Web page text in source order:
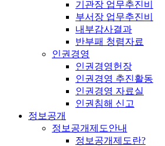
기관장 업무추진비
부서장 업무추진비
내부감사결과
반부패 청렴자료
인권경영
인권경영헌장
인권경영 추진활동
인권경영 자료실
인권침해 신고
정보공개
정보공개제도안내
정보공개제도란?